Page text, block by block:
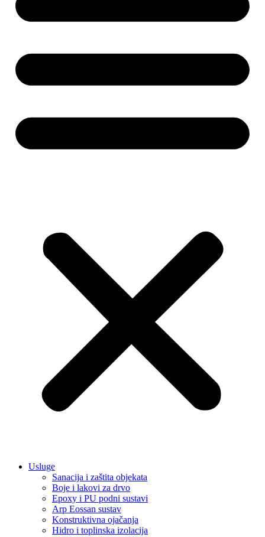
Usluge
Sanacija i zaštita objekata
Boje i lakovi za drvo
Epoxy i PU podni sustavi
Arp Eossan sustav
Konstruktivna ojačanja
Hidro i toplinska izolacija